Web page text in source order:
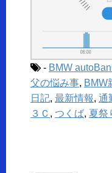
- BMW
父の悩み事, BMW
日記, 最新情報, 通
３Ｃ , つくば, 夏祭